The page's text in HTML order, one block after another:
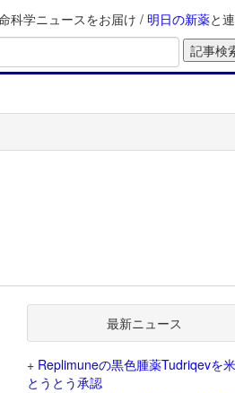
科学ニュースをお届け / 明日の新薬と
最新ニュース
+ Replimuneの黒色腫薬Tudriqevを
とうとう承認